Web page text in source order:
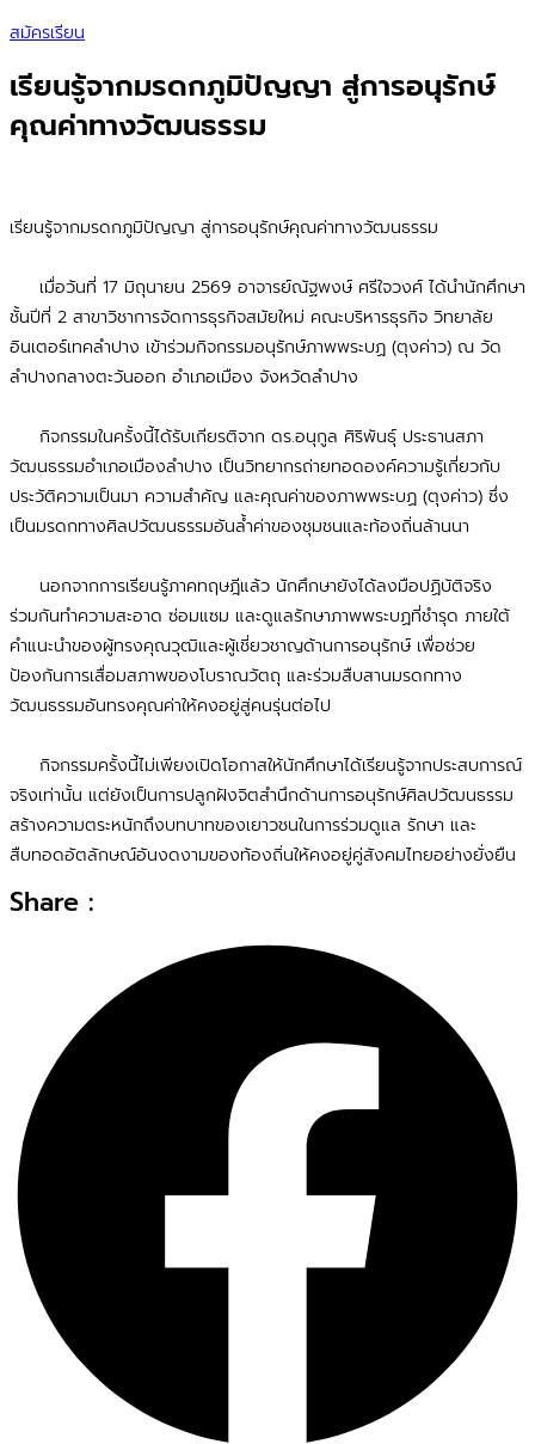
สมัครเรียน
เรียนรู้จากมรดกภูมิปัญญา สู่การอนุรักษ์
คุณค่าทางวัฒนธรรม
เรียนรู้จากมรดกภูมิปัญญา สู่การอนุรักษ์คุณค่าทางวัฒนธรรม
เมื่อวันที่ 17 มิถุนายน 2569 อาจารย์ณัฐพงษ์ ศรีใจวงศ์ ได้นำนักศึกษา
ชั้นปีที่ 2 สาขาวิชาการจัดการธุรกิจสมัยใหม่ คณะบริหารธุรกิจ วิทยาลัย
อินเตอร์เทคลำปาง เข้าร่วมกิจกรรมอนุรักษ์ภาพพระบฏ (ตุงค่าว) ณ วัด
ลำปางกลางตะวันออก อำเภอเมือง จังหวัดลำปาง
กิจกรรมในครั้งนี้ได้รับเกียรติจาก ดร.อนุกูล ศิริพันธุ์ ประธานสภา
วัฒนธรรมอำเภอเมืองลำปาง เป็นวิทยากรถ่ายทอดองค์ความรู้เกี่ยวกับ
ประวัติความเป็นมา ความสำคัญ และคุณค่าของภาพพระบฏ (ตุงค่าว) ซึ่ง
เป็นมรดกทางศิลปวัฒนธรรมอันล้ำค่าของชุมชนและท้องถิ่นล้านนา
นอกจากการเรียนรู้ภาคทฤษฎีแล้ว นักศึกษายังได้ลงมือปฏิบัติจริง
ร่วมกันทำความสะอาด ซ่อมแซม และดูแลรักษาภาพพระบฏที่ชำรุด ภายใต้
คำแนะนำของผู้ทรงคุณวุฒิและผู้เชี่ยวชาญด้านการอนุรักษ์ เพื่อช่วย
ป้องกันการเสื่อมสภาพของโบราณวัตถุ และร่วมสืบสานมรดกทาง
วัฒนธรรมอันทรงคุณค่าให้คงอยู่สู่คนรุ่นต่อไป
กิจกรรมครั้งนี้ไม่เพียงเปิดโอกาสให้นักศึกษาได้เรียนรู้จากประสบการณ์
จริงเท่านั้น แต่ยังเป็นการปลูกฝังจิตสำนึกด้านการอนุรักษ์ศิลปวัฒนธรรม
สร้างความตระหนักถึงบทบาทของเยาวชนในการร่วมดูแล รักษา และ
สืบทอดอัตลักษณ์อันงดงามของท้องถิ่นให้คงอยู่คู่สังคมไทยอย่างยั่งยืน
Share :